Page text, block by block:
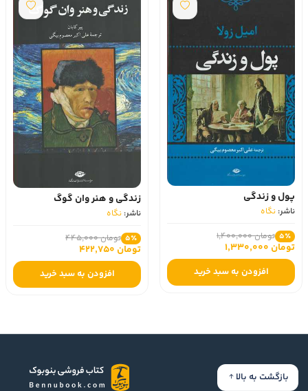
پول و زندگی
ناشر: نگاه
5٪ تومان 1,400,000
تومان 1,330,000
افزودن به سبد خرید
زندگی و هنر وان گوگ
ناشر: نگاه
5٪ تومان 445,000
تومان 422,750
افزودن به سبد خرید
بازگشت به بالا